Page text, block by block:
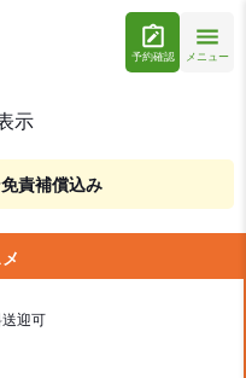
予約確認 メニュー
示
責補償込み
迎可